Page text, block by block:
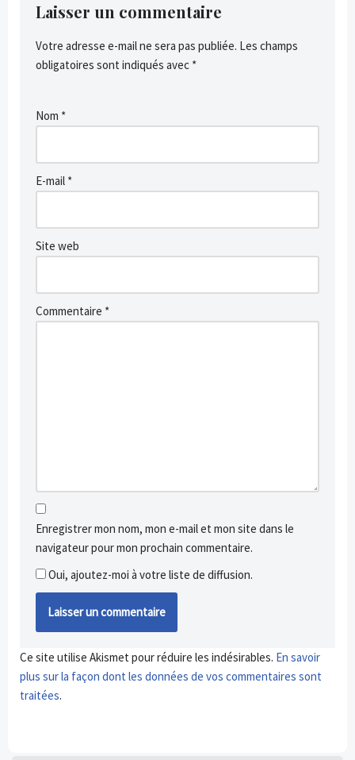
Laisser un commentaire
Votre adresse e-mail ne sera pas publiée. Les champs
obligatoires sont indiqués avec *
Nom *
E-mail *
Site web
Commentaire *
Enregistrer mon nom, mon e-mail et mon site dans le
navigateur pour mon prochain commentaire.
Oui, ajoutez-moi à votre liste de diffusion.
Ce site utilise Akismet pour réduire les indésirables. En savoir
plus sur la façon dont les données de vos commentaires sont
traitées.